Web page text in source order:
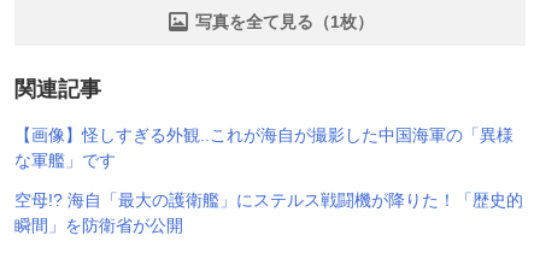
写真を全て見る（1枚）
関連記事
【画像】怪しすぎる外観..これが海自が撮影した中国海軍の「異様
な軍艦」です
空母!? 海自「最大の護衛艦」にステルス戦闘機が降りた！「歴史的
瞬間」を防衛省が公開